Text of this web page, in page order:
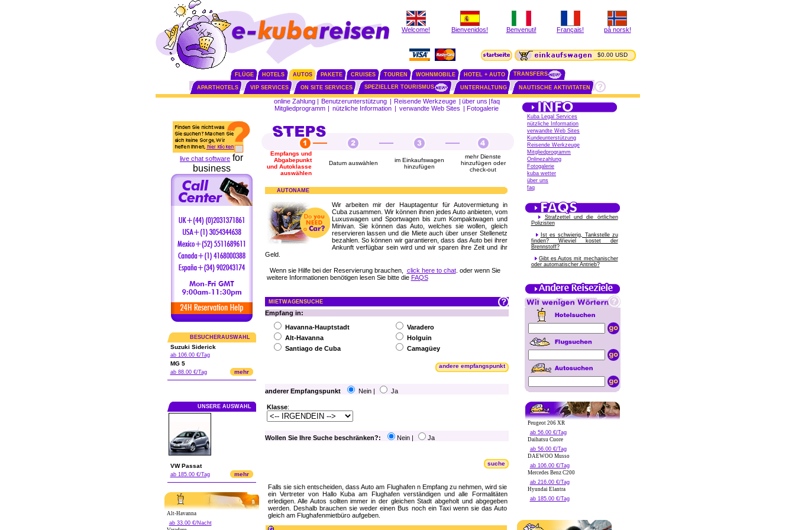
Welcome! Bienvenidos! Benvenuti! Français! på norsk!
$0.00 USD
FLÜGE HOTELS AUTOS PAKETE CRUISES TOUREN WOHNMOBILE HOTEL + AUTO TRANSFERS
APARTHOTELS VIP SERVICES ON SITE SERVICES SPEZIELLER TOURISMUS UNTERHALTUNG NAUTISCHE AKTIVITATEN
live chat software for
business
BESUCHERAUSWAHL
Suzuki Siderick
ab 106.00 €/Tag
MG 5
ab 88.00 €/Tag mehr
UNSERE AUSWAHL
VW Passat
ab 185.00 €/Tag mehr
Alt-Havanna
ab 33.00 €/Nacht
online Zahlung | Benutzerunterstützung | Reisende Werkzeuge | über uns |faq
Mitgliedprogramm | nützliche Information | verwandte Web Sites | Fotogalerie
Empfangs und
Abgabepunkt
und Autoklasse
auswählen
Datum auswählen
im Einkaufswagen
hinzufügen
mehr Dienste
hinzufügen oder
check-out
AUTONAME
Wir arbeiten mir der Hauptagentur für Autovermietung in
Cuba zusammen. Wir können ihnen jedes Auto anbieten, vom
Luxuswagen und Sportwagen bis zum Kompaktwagen und
Minivan. Sie können das Auto, welches sie wollen, gleich
reservieren lassen und die Miete auch über unser Stellenetz
bezahlen. So können wir garantieren, dass das Auto bei ihrer
Ankunft verfügbar sein wird und wir sparen ihre Zeit und ihr
Geld.
Wenn sie Hilfe bei der Reservierung brauchen, click here to chat. oder wenn Sie
weitere Informationen benötigen lesen Sie bitte die FAQS
MIETWAGENSUCHE
Empfang in:
Havanna-Hauptstadt
Alt-Havanna
Santiago de Cuba
Varadero
Holguin
Camagüey
andere empfangspunkt
anderer Empfangspunkt Nein | Ja
Klasse:
Wollen Sie Ihre Suche beschränken?: Nein | Ja
suche
Falls sie sich entscheiden, dass Auto am Flughafen n Empfang zu nehmen, wird sie
ein Vertreter von Hallo Kuba am Flughafen verständigen und alle Formalitäten
erledigen. Alle Autos sollten immer in der gleichen Stadt abgeholt und abgegeben
werden. Deshalb brauchen sie weder einen Bus noch ein Taxi wenn sie das Auto
gleich am Flughafenmietbüro aufgeben.
Kuba Legal Services
nützliche Information
verwandte Web Sites
Kundeunterstützung
Reisende Werkzeuge
Mitgliedprogramm
Onlinezahlung
Fotogalerie
kuba wetter
über uns
faq
Strafzettel und die örtlichen
Polizisten
Ist es schwierig, Tankstelle zu
finden? Wieviel kostet der
Brennstoff?
Gibt es Autos mit mechanischer
oder automatischer Antrieb?
Peugeot 206 XR
ab 56.00 €/Tag
Daihatsu Cuore
ab 56.00 €/Tag
DAEWOO Musso
ab 106.00 €/Tag
Mercedes Benz C200
ab 216.00 €/Tag
Hyundai Elantra
ab 185.00 €/Tag